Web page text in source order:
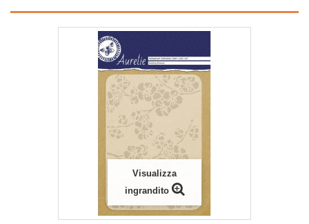
Visualizza
ingrandito